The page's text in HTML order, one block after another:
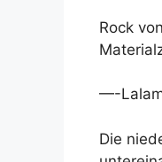
Rock
—-
Die